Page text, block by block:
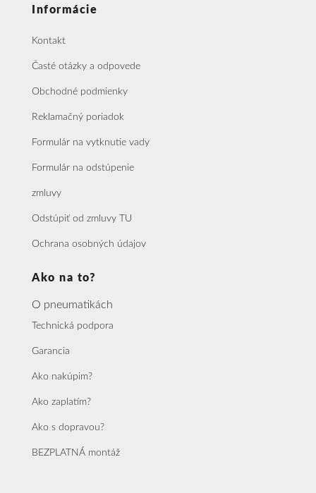
Informácie
Kontakt
Časté otázky a odpovede
Obchodné podmienky
Reklamačný poriadok
Formulár na vytknutie vady
Formulár na odstúpenie
zmluvy
Odstúpiť od zmluvy TU
Ochrana osobných údajov
Ako na to?
O pneumatikách
Technická podpora
Garancia
Ako nakúpim?
Ako zaplatím?
Ako s dopravou?
BEZPLATNÁ montáž